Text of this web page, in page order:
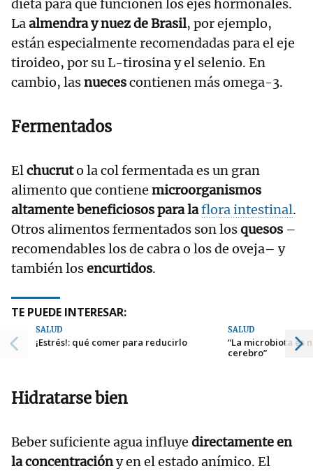
dieta para que funcionen los ejes hormonales.
Laalmendra y nuez de Brasil, por ejemplo,
están especialmente recomendadas para el eje
tiroideo, por su L-tirosina y el selenio. En
cambio, lasnuecescontienen más omega-3.
Fermentados
Elchucruto la col fermentada es un gran
alimento que contiene microorganismos
altamente beneficiosos para laflora intestinal.
Otros alimentos fermentados son losquesos –
recomendables los de cabra o los de oveja– y
también losencurtidos.
TE PUEDE INTERESAR:
SALUD
¡Estrés!: qué comer para reducirlo
SALUD
“La microbiota es
cerebro”
Hidratarse bien
Beber suficiente agua influye directamente en
la concentracióny en el estado anímico. El